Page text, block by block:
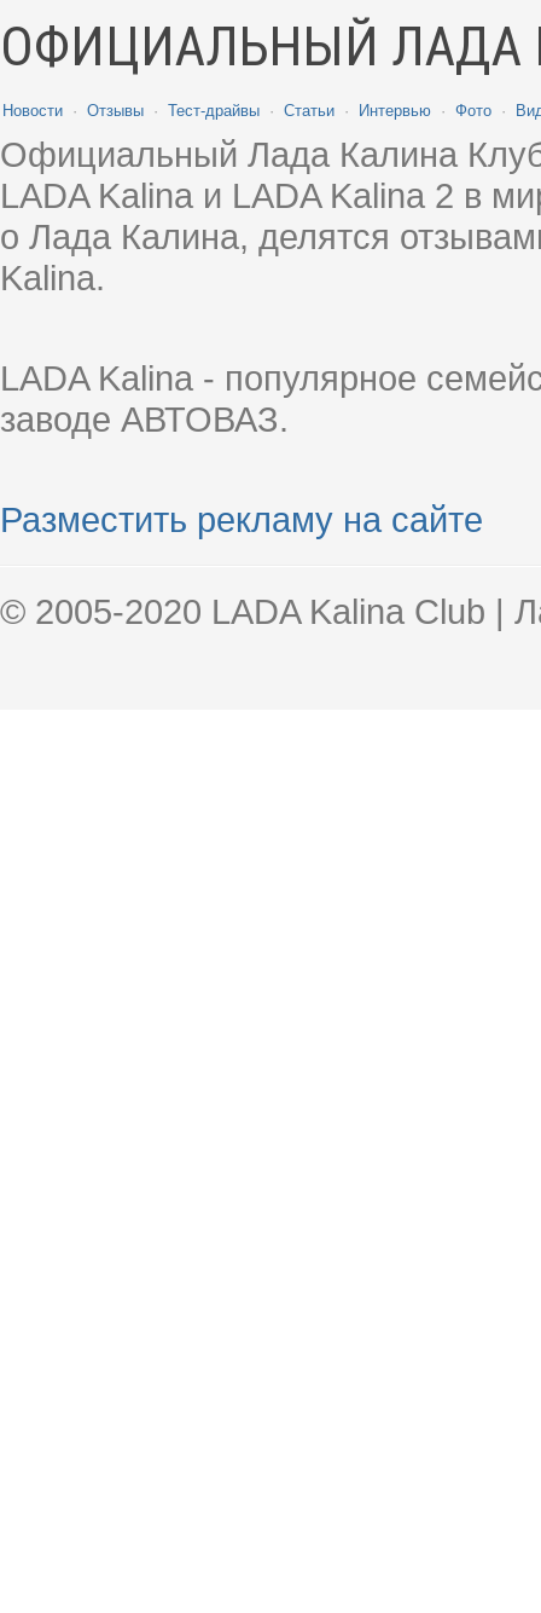
ОФИЦИАЛЬНЫЙ ЛАДА
Новости · Отзывы · Тест-драйвы · Статьи · Интервью · Фото ·
Официальный Лада Калина
LADA Kalina и LADA Kalina 2 в
о Лада Калина, делятся
Kalina.
LADA Kalina - популярное
заводе АВТОВАЗ.
Разместить рекламу на сайте
© 2005-2020 LADA Kalina Club |